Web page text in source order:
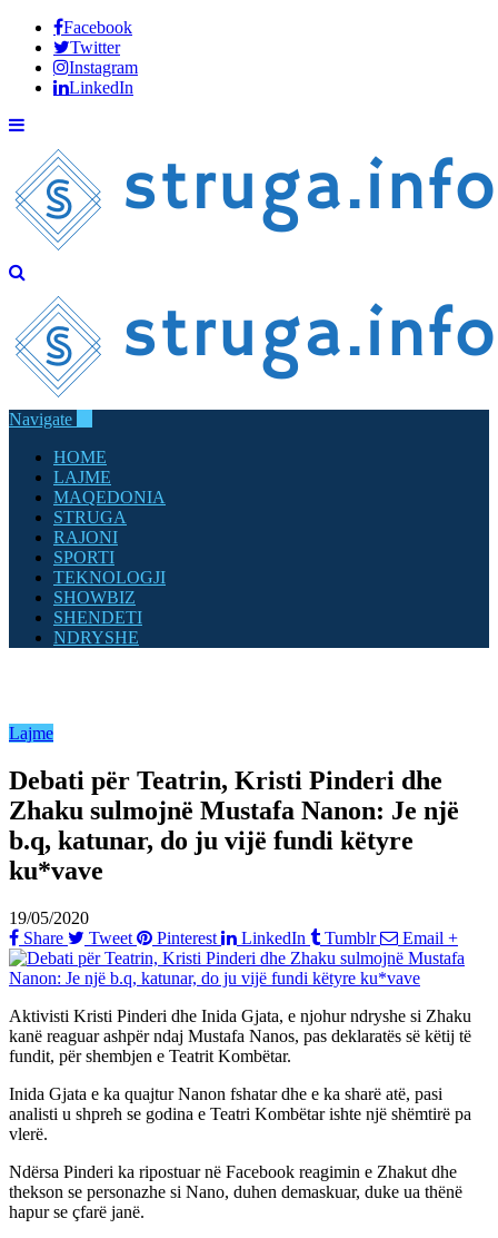
Facebook
Twitter
Instagram
LinkedIn
Navigate
HOME
LAJME
MAQEDONIA
STRUGA
RAJONI
SPORTI
TEKNOLOGJI
SHOWBIZ
SHENDETI
NDRYSHE
Lajme
Debati për Teatrin, Kristi Pinderi dhe
Zhaku sulmojnë Mustafa Nanon: Je një
b.q, katunar, do ju vijë fundi këtyre
ku*vave
19/05/2020
Share
Tweet Pinterest LinkedIn Tumblr Email +
Aktivisti Kristi Pinderi dhe Inida Gjata, e njohur ndryshe si Zhaku
kanë reaguar ashpër ndaj Mustafa Nanos, pas deklaratës së këtij të
fundit, për shembjen e Teatrit Kombëtar.
Inida Gjata e ka quajtur Nanon fshatar dhe e ka sharë atë, pasi
analisti u shpreh se godina e Teatri Kombëtar ishte një shëmtirë pa
vlerë.
Ndërsa Pinderi ka ripostuar në Facebook reagimin e Zhakut dhe
thekson se personazhe si Nano, duhen demaskuar, duke ua thënë
hapur se çfarë janë.